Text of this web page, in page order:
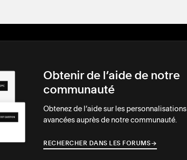
Obtenir de l’aide de notre
communauté
Obtenez de l’aide sur les personnalisations
avancées auprès de notre communauté.
RECHERCHER DANS LES FORUMS→
→